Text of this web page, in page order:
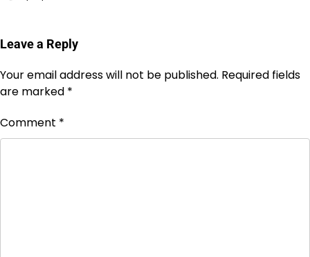
Leave a Reply
Your email address will not be published. Required fields
are marked *
Comment *